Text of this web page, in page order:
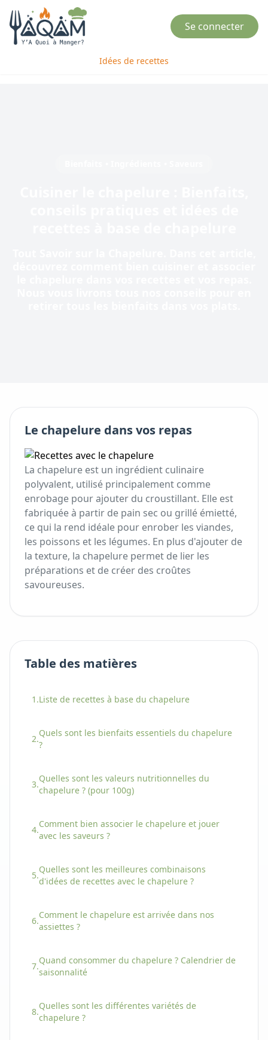
Se connecter
Idées de recettes
Le chapelure dans vos repas
La chapelure est un ingrédient culinaire
polyvalent, utilisé principalement comme
enrobage pour ajouter du croustillant. Elle est
fabriquée à partir de pain sec ou grillé émietté,
ce qui la rend idéale pour enrober les viandes,
les poissons et les légumes. En plus d'ajouter de
la texture, la chapelure permet de lier les
préparations et de créer des croûtes
savoureuses.
Table des matières
1.Liste de recettes à base du chapelure
2.
Quels sont les bienfaits essentiels du chapelure
?
3.
Quelles sont les valeurs nutritionnelles du
chapelure ? (pour 100g)
4.
Comment bien associer le chapelure et jouer
avec les saveurs ?
5.
Quelles sont les meilleures combinaisons
d'idées de recettes avec le chapelure ?
6.
Comment le chapelure est arrivée dans nos
assiettes ?
7.
Quand consommer du chapelure ? Calendrier de
saisonnalité
8.
Quelles sont les différentes variétés de
chapelure ?